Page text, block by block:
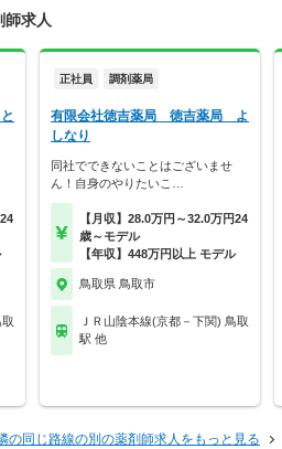
師求人
正社員 調剤薬局
有限会社徳吉薬局 徳吉薬局 よ
しなり
同社でできないことはございませ
ん！自身のやりたいこ…
【月収】28.0万円～32.0万円24
歳～モデル
【年収】448万円以上 モデル
鳥取県 鳥取市
ＪＲ山陰本線(京都－下関) 鳥取
駅 他
の同じ路線の別の薬剤師求人をもっと見る